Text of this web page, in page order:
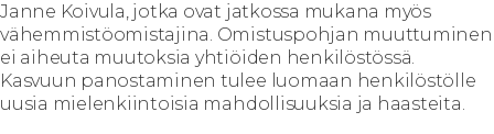
Janne Koivula, jotka ovat jatkossa mukana myös
vähemmistöomistajina. Omistuspohjan muuttuminen
ei aiheuta muutoksia yhtiöiden henkilöstössä.
Kasvuun panostaminen tulee luomaan henkilöstölle
uusia mielenkiintoisia mahdollisuuksia ja haasteita.